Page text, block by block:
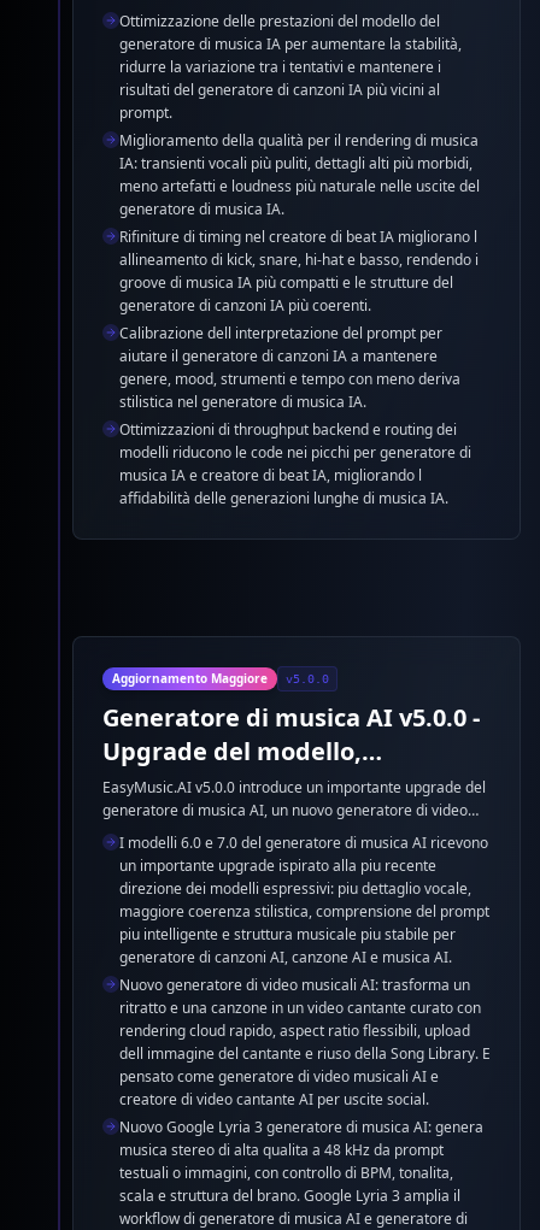
prompt nel generatore di canzoni IA, voci più chiare e
ritmo di musica IA più stabile. Il creatore di beat IA ora
produce batteria, basso e bilanciamento del mix più
coerenti senza cambiare il flusso di creazione.
Ottimizzazione delle prestazioni del modello del
generatore di musica IA per aumentare la stabilità,
ridurre la variazione tra i tentativi e mantenere i
risultati del generatore di canzoni IA più vicini al
prompt.
Miglioramento della qualità per il rendering di musica
IA: transienti vocali più puliti, dettagli alti più morbidi,
meno artefatti e loudness più naturale nelle uscite del
generatore di musica IA.
Rifiniture di timing nel creatore di beat IA migliorano l
allineamento di kick, snare, hi-hat e basso, rendendo i
groove di musica IA più compatti e le strutture del
generatore di canzoni IA più coerenti.
Calibrazione dell interpretazione del prompt per
aiutare il generatore di canzoni IA a mantenere
genere, mood, strumenti e tempo con meno deriva
stilistica nel generatore di musica IA.
Ottimizzazioni di throughput backend e routing dei
modelli riducono le code nei picchi per generatore di
musica IA e creatore di beat IA, migliorando l
affidabilità delle generazioni lunghe di musica IA.
Aggiornamento Maggiore v5.0.0
Generatore di musica AI v5.0.0 -
Upgrade del modello,
generatore di video musicali AI
e Google Lyria 3
EasyMusic.AI v5.0.0 introduce un importante upgrade del
generatore di musica AI, un nuovo generatore di video
musicali AI per creare video cantante e il supporto a
Google Lyria 3. Questa release migliora la qualita del
generatore di canzoni AI, il controllo di canzone AI e l
efficienza della musica AI.
I modelli 6.0 e 7.0 del generatore di musica AI ricevono
un importante upgrade ispirato alla piu recente
direzione dei modelli espressivi: piu dettaglio vocale,
maggiore coerenza stilistica, comprensione del prompt
piu intelligente e struttura musicale piu stabile per
generatore di canzoni AI, canzone AI e musica AI.
Nuovo generatore di video musicali AI: trasforma un
ritratto e una canzone in un video cantante curato con
rendering cloud rapido, aspect ratio flessibili, upload
dell immagine del cantante e riuso della Song Library. E
pensato come generatore di video musicali AI e
creatore di video cantante AI per uscite social.
Nuovo Google Lyria 3 generatore di musica AI: genera
musica stereo di alta qualita a 48 kHz da prompt
testuali o immagini, con controllo di BPM, tonalita,
scala e struttura del brano. Google Lyria 3 amplia il
workflow di generatore di musica AI e generatore di